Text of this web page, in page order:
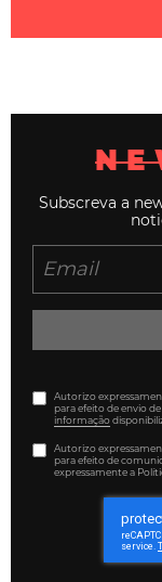
Subscreva a
Autorizo
para efeito de envio
informação
Autorizo
para efeito de
expressamente a